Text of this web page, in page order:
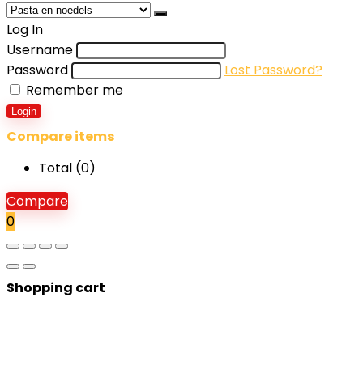
Log In
Username
Password
Lost Password?
Remember me
Login
Compare items
Total (0)
Compare
0
Shopping cart